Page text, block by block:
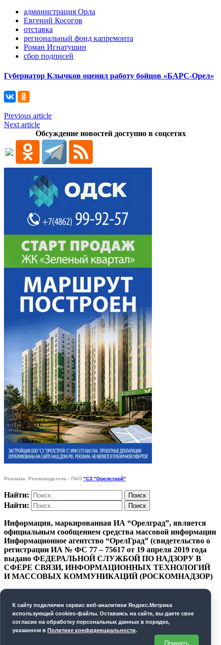
администрация Орла
Евгений Косогов
отставка
региональный фонд капремонта
Роман Игнатушин
сбор подписей
Губернатор Клычков оценил работу бойцов «БАРС-Орел»
Previous article
Next article
Обсуждение новостей доступно в соцсетях
Реклама. Рекламодатель - ПАО "СЗ "Орелстрой"
Найти:
Найти:
Информация, маркированная ИА “Орелград”, является
официальным сообщением средства массовой информации
Информационное агентство “ОрелГрад” (свидетельство о
регистрации ИА № ФС 77 – 75617 от 19 апреля 2019 года
выдано ФЕДЕРАЛЬНОЙ СЛУЖБОЙ ПО НАДЗОРУ В
СФЕРЕ СВЯЗИ, ИНФОРМАЦИОННЫХ ТЕХНОЛОГИЙ
И МАССОВЫХ КОММУНИКАЦИЙ (РОСКОМНАДЗОР)
СОГЛАСИЕ НА ОБРАБОТКУ ПЕРСОНАЛЬНЫХ
ДАННЫХ
К cайту подключен сервис веб-аналитики Яндекс.Метрика
использующий cookies-файлы. Оставаясь на сайте, вы даете свое
согласие на обработку персональных данных в порядке,
указанном в Политике конфиденциальности.
Принять